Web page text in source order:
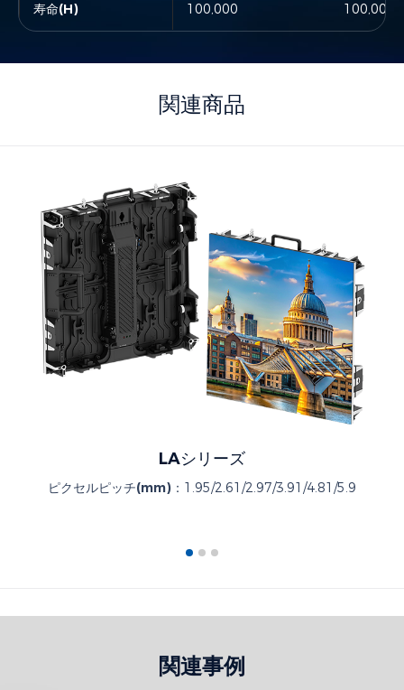
寿命(H) 100,000 100,000
100,000 100,000
関連商品
LAシリーズ
ピクセルピッチ(mm)： 1.95/2.61/2.97/3.91/4.81/5.9
関連事例